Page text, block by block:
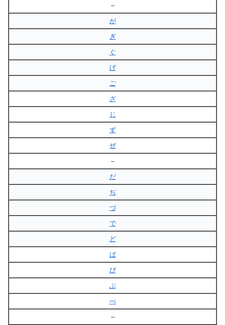
–
が
ぎ
ぐ
げ
ご
ざ
じ
ず
ぜ
–
だ
ぢ
づ
で
ど
ば
び
ぶ
べ
–